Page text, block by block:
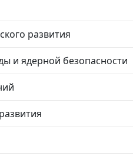
развития
и ядерной безопасности